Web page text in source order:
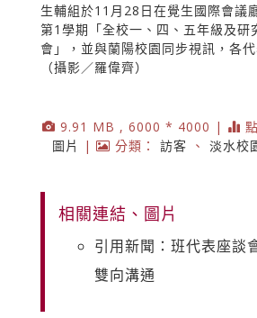
生輔組於11月28日在覺生國際會議
第1學期「全校一、四、五年級及研
會」，並與蘭陽校園同步視訊，各代
（攝影／羅偉齊）
9.91 MB , 6000 * 4000 |
圖片
| 分類： 訪客 、 淡水校
相關連結、圖片
引用新聞：班代表座談
雙向溝通